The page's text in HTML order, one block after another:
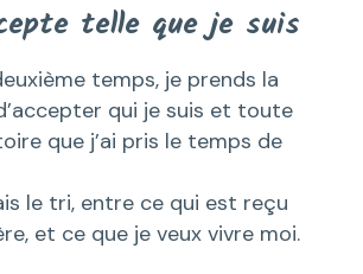
telle que je suis
temps, je prends la
qui je suis et toute
que j’ai pris le temps de
le tri, entre ce qui est reçu
et ce que je veux vivre moi.